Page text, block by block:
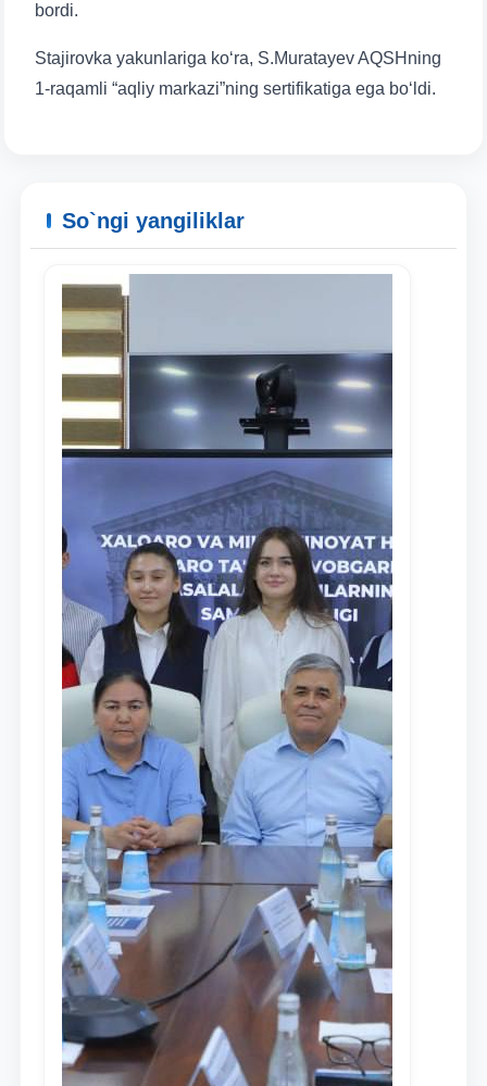
Ism va familiyangiz
Telefon raqamingiz
Pochta
yuborish
bordi.
Stajirovka yakunlariga ko‘ra, S.Muratayev AQSHning
1-raqamli “aqliy markazi”ning sertifikatiga ega bo‘ldi.
So`ngi yangiliklar